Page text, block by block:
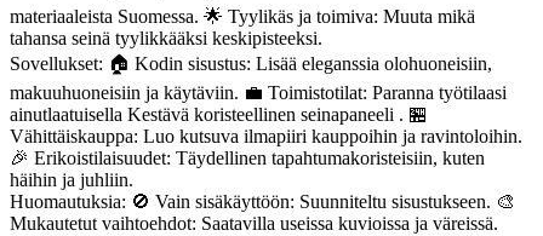
materiaaleista Suomessa. 🌟 Tyylikäs ja toimiva: Muuta mikä
tahansa seinä tyylikkääksi keskipisteeksi.
Sovellukset: 🏠 Kodin sisustus: Lisää eleganssia olohuoneisiin,
makuuhuoneisiin ja käytäviin. 💼 Toimistotilat: Paranna työtilaasi
ainutlaatuisella Kestävä koristeellinen seinapaneeli . 🏪
Vähittäiskauppa: Luo kutsuva ilmapiiri kauppoihin ja ravintoloihin.
🎉 Erikoistilaisuudet: Täydellinen tapahtumakoristeisiin, kuten
häihin ja juhliin.
Huomautuksia: 🚫 Vain sisäkäyttöön: Suunniteltu sisustukseen. 🎨
Mukautetut vaihtoehdot: Saatavilla useissa kuvioissa ja väreissä.